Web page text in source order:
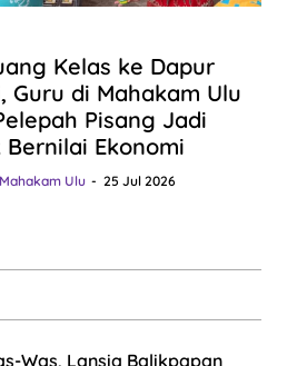
Kelas ke Dapur
Guru di Mahakam Ulu
Pisang Jadi
Bernilai Ekonomi
Ulu 25 Jul 2026
Was, Lansia Balikpapan